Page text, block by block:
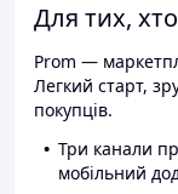
Для тих,
Prom —
Легкий старт,
покупців.
Три канали
мобільний